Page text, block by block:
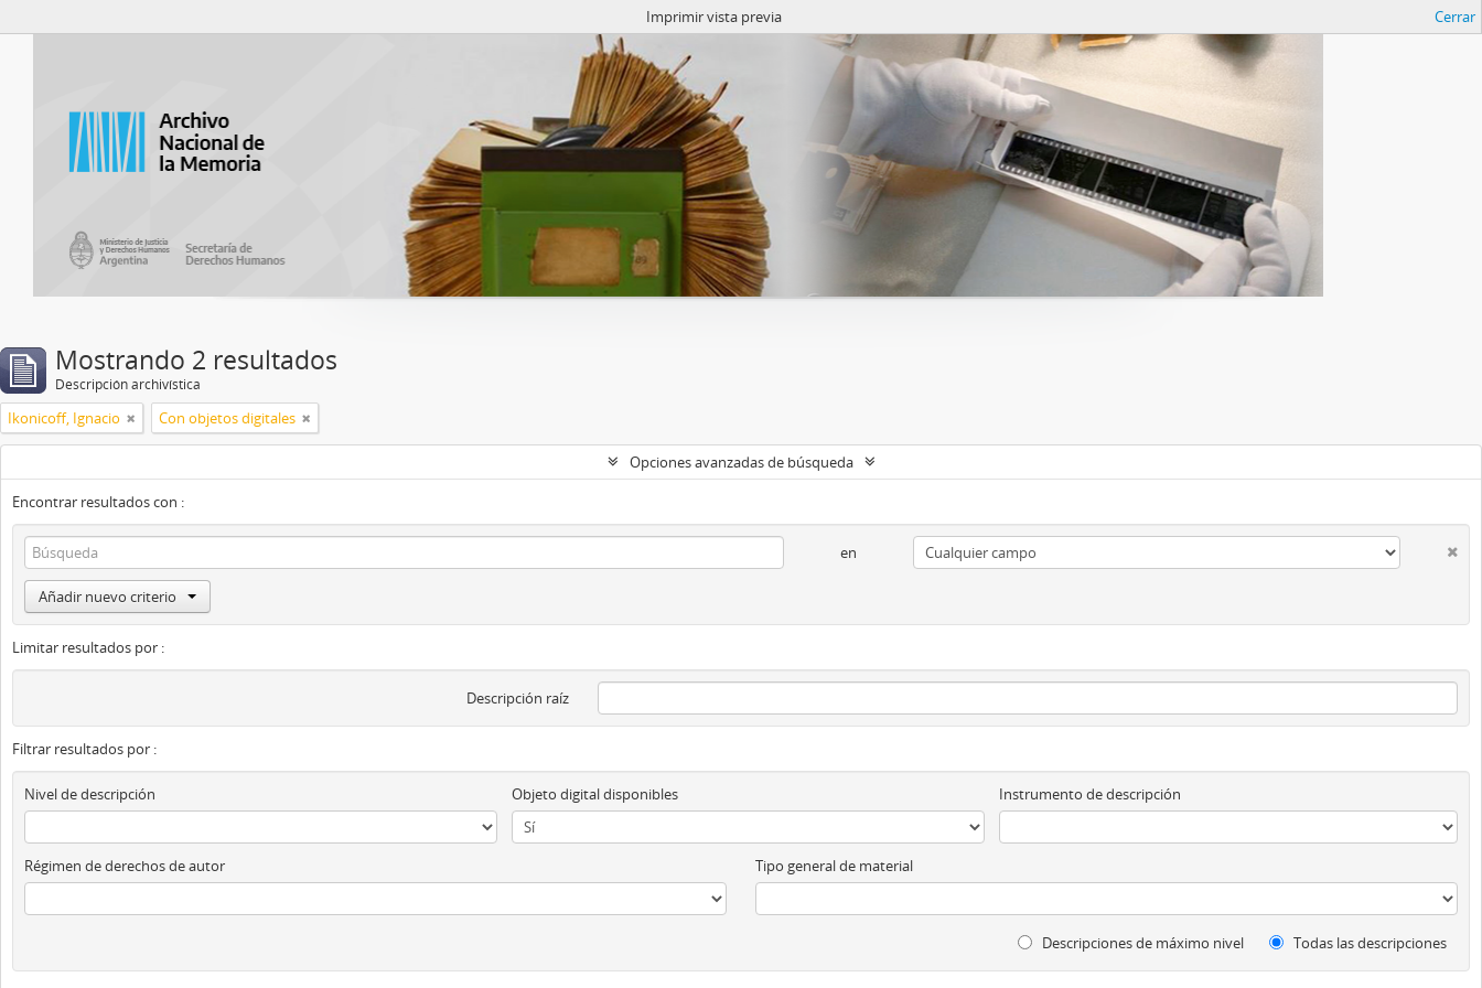
Imprimir vista previa Cerrar
Mostrando 2 resultados
Descripción archivística
Ikonicoff, Ignacio Con objetos digitales
Opciones avanzadas de búsqueda
Encontrar resultados con :
en
Añadir nuevo criterio
Limitar resultados por :
Descripción raíz
Filtrar resultados por :
Nivel de descripción Objeto digital disponibles Instrumento de descripción
Régimen de derechos de autor Tipo general de material
Descripciones de máximo nivel Todas las descripciones